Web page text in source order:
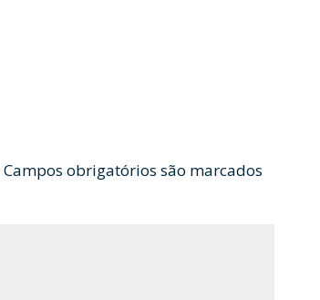
Campos obrigatórios são marcados